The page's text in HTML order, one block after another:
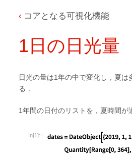
コアとなる可視化機能
1日の日光量
日光の量は1年の中で変化し，夏
る．
1年間の日付のリストを，夏時間が
In[1]:=